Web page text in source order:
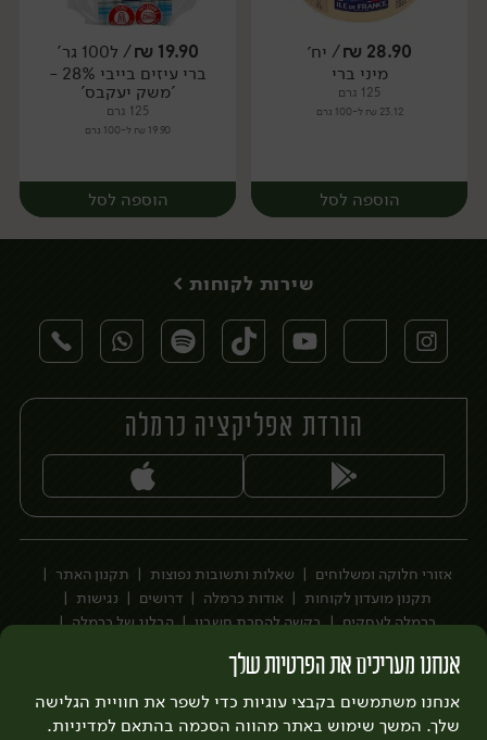
יח׳ יח׳
28.90
₪/ יח׳
מיני ברי
125 גרם
23.12 ₪ ל-100 גרם
הוספה לסל
יח׳
19.90
₪/ ל100 גר'
ברי עיזים בייבי 28% -
'משק יעקבס'
125 גרם
19.90 ₪ ל-100 גרם
הוספה לסל
יח׳
אנחנו מעריכים את הפרטיות שלך
אנחנו משתמשים בקבצי עוגיות כדי לשפר את חוויית הגלישה
שלך. המשך שימוש באתר מהווה הסכמה בהתאם למדיניות.
שירות לקוחות >
הורדת אפליקציה כרמלה
אזורי חלוקה ומשלוחים שאלות ותשובות נפוצות
תקנון האתר
תקנון מועדון לקוחות
אודות כרמלה דרושים
נגישות
כרמלה לעסקים
בקשה להסרת חשבון
הבלוג של כרמלה
עיצוב:3bearsפיתוח:Quatro